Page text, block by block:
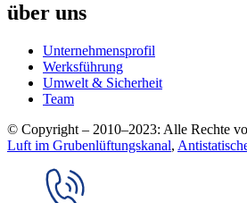
über uns
Unternehmensprofil
Werksführung
Umwelt & Sicherheit
Team
© Copyright – 2010–2023: Alle Rechte
Luft im Grubenlüftungskanal,